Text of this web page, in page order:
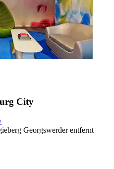
City
Georgswerder entfernt